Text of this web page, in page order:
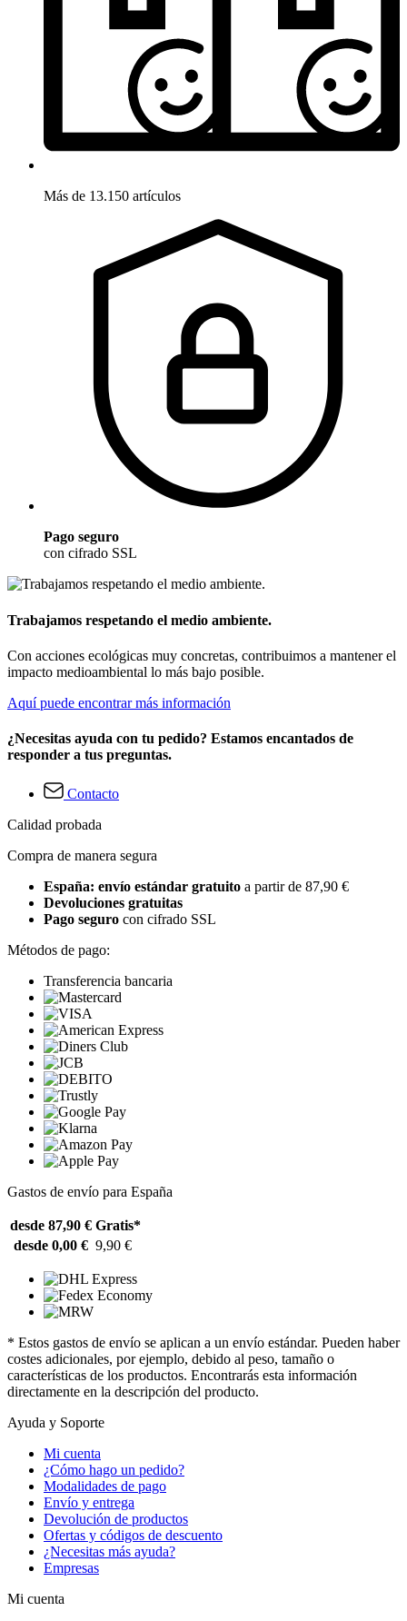
Más de 13.150 artículos
Pago seguro
con cifrado SSL
Trabajamos respetando el medio ambiente.
Con acciones ecológicas muy concretas, contribuimos a mantener el
impacto medioambiental lo más bajo posible.
Aquí puede encontrar más información
¿Necesitas ayuda con tu pedido? Estamos encantados de
responder a tus preguntas.
Contacto
Calidad probada
Compra de manera segura
España: envío estándar gratuito a partir de 87,90 €
Devoluciones gratuitas
Pago seguro con cifrado SSL
Métodos de pago:
Transferencia bancaria
Gastos de envío para España
desde 87,90 € Gratis*
desde 0,00 € 9,90 €
* Estos gastos de envío se aplican a un envío estándar. Pueden haber
costes adicionales, por ejemplo, debido al peso, tamaño o
características de los productos. Encontrarás esta información
directamente en la descripción del producto.
Ayuda y Soporte
Mi cuenta
¿Cómo hago un pedido?
Modalidades de pago
Envío y entrega
Devolución de productos
Ofertas y códigos de descuento
¿Necesitas más ayuda?
Empresas
Mi cuenta